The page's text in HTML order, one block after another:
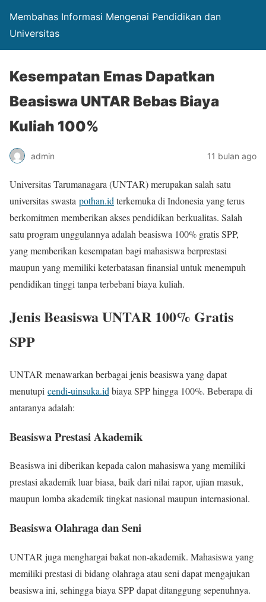
Membahas Informasi Mengenai Pendidikan dan
Universitas
Kesempatan Emas Dapatkan
Beasiswa UNTAR Bebas Biaya
Kuliah 100%
admin 11 bulan ago
Universitas Tarumanagara (UNTAR) merupakan salah satu
universitas swasta pothan.id terkemuka di Indonesia yang terus
berkomitmen memberikan akses pendidikan berkualitas. Salah
satu program unggulannya adalah beasiswa 100% gratis SPP,
yang memberikan kesempatan bagi mahasiswa berprestasi
maupun yang memiliki keterbatasan finansial untuk menempuh
pendidikan tinggi tanpa terbebani biaya kuliah.
Jenis Beasiswa UNTAR 100% Gratis
SPP
UNTAR menawarkan berbagai jenis beasiswa yang dapat
menutupi cendi-uinsuka.id biaya SPP hingga 100%. Beberapa di
antaranya adalah:
Beasiswa Prestasi Akademik
Beasiswa ini diberikan kepada calon mahasiswa yang memiliki
prestasi akademik luar biasa, baik dari nilai rapor, ujian masuk,
maupun lomba akademik tingkat nasional maupun internasional.
Beasiswa Olahraga dan Seni
UNTAR juga menghargai bakat non-akademik. Mahasiswa yang
memiliki prestasi di bidang olahraga atau seni dapat mengajukan
beasiswa ini, sehingga biaya SPP dapat ditanggung sepenuhnya.